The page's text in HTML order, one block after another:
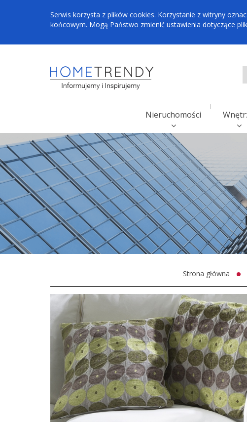
Serwis korzysta z plików cookies. Korzystanie z witryny
końcowym. Mogą Państwo zmienić ustawienia dotyczące
Nieruchomości
Strona główna